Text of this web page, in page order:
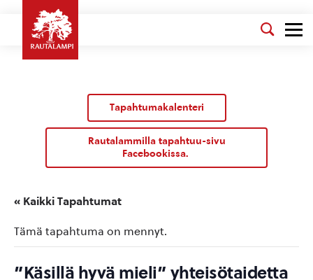
Tapahtumakalenteri
Rautalammilla tapahtuu-sivu
Facebookissa.
« Kaikki Tapahtumat
Tämä tapahtuma on mennyt.
”Käsillä hyvä mieli” yhteisötaidetta